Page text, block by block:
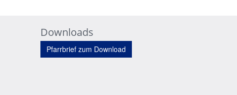
Downloads
Pfarrbrief zum Download